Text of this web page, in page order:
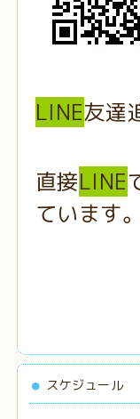
LINE友達
直接LINE
ています。
スケジュール